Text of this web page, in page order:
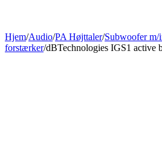
Hjem/Audio/PA Højttaler/Subwoofer m/
forstærker/dBTechnologies IGS1 active